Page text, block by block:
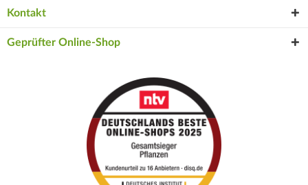
Kontakt
Geprüfter Online-Shop